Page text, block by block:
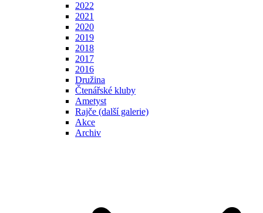
2022
2021
2020
2019
2018
2017
2016
Družina
Čtenářské kluby
Ametyst
Rajče (další galerie)
Akce
Archiv